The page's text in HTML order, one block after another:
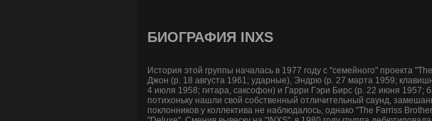
БИОГРАФИЯ INXS
История этой группы началась в 1977 году с "семейного" проекта
Джон (р. 18 августа 1961; ударные), Эндрю (р. 27 марта 1959;
4 июля 1958; гитара, саксофон) и Гарри Гэри Бирс (р. 22 июня
потихоньку нашли свой собственный отличительный саунд,
поклонников у коллектива не наблюдалось, однако "The Farriss